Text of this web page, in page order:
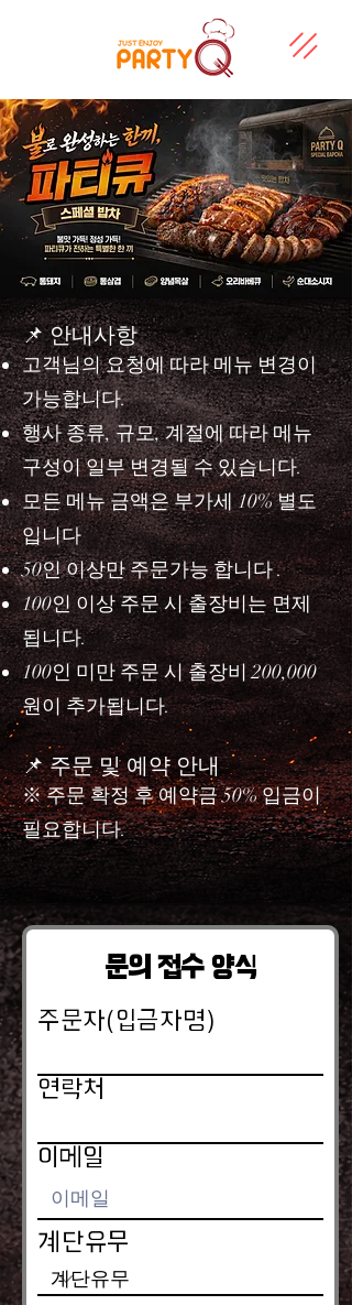
📌 안내사항
고객님의 요청에 따라 메뉴 변경이
가능합니다.
행사 종류, 규모, 계절에 따라 메뉴
구성이 일부 변경될 수 있습니다.
모든 메뉴 금액은 부가세 10% 별도
입니다
50인 이상만 주문가능 합니다 .
100인 이상 주문 시 출장비는 면제
됩니다.
100인 미만 주문 시 출장비 200,000
원이 추가됩니다.
📌 주문 및 예약 안내
※ 주문 확정 후 예약금 50% 입금이
필요합니다.
문의 접수 양식
주문자(입금자명)
연락처
이메일
계단유무